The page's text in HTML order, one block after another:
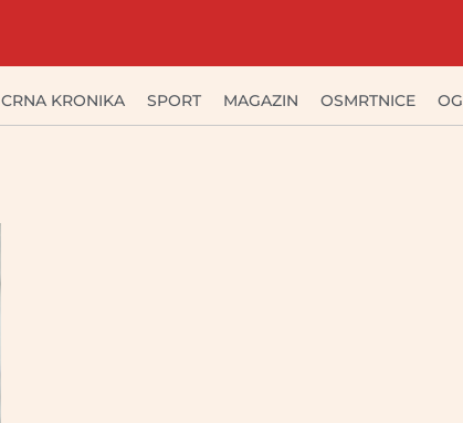
CRNA KRONIKA SPORT MAGAZIN OSMRTNICE